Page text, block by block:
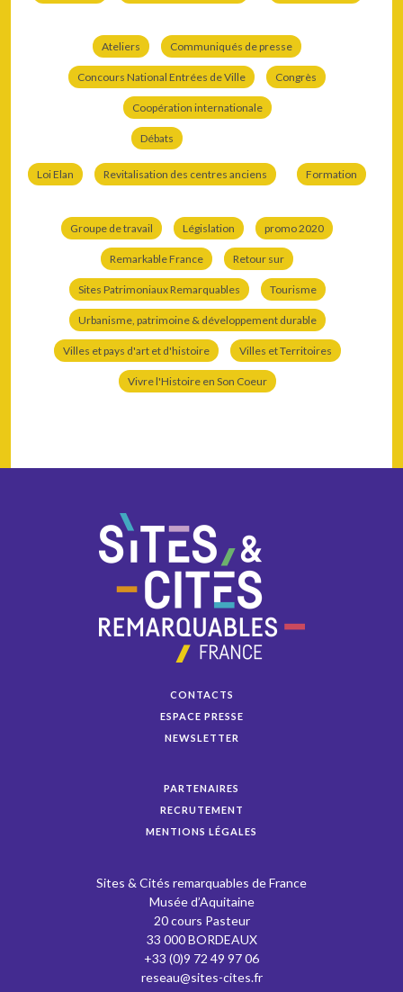
Ateliers Communiqués de presse
Concours National Entrées de Ville Congrès
Coopération internationale
Débats
Loi Elan Revitalisation des centres anciens Formation
Groupe de travail Législation promo 2020
Remarkable France Retour sur
Sites Patrimoniaux Remarquables Tourisme
Urbanisme, patrimoine & développement durable
Villes et pays d'art et d'histoire Villes et Territoires
Vivre l'Histoire en Son Coeur
CONTACTS
ESPACE PRESSE
NEWSLETTER
PARTENAIRES
RECRUTEMENT
MENTIONS LÉGALES
Sites & Cités remarquables de France
Musée d’Aquitaine
20 cours Pasteur
33 000 BORDEAUX
+33 (0)9 72 49 97 06
reseau@sites-cites.fr